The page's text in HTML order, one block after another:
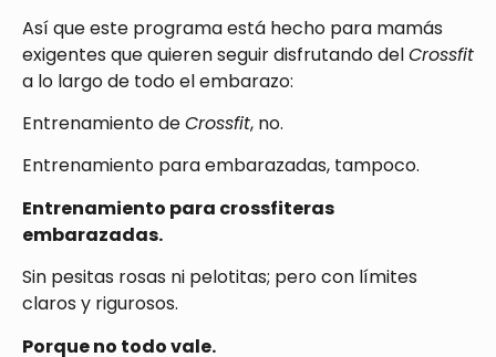
Así que este programa está hecho para mamás
exigentes que quieren seguir disfrutando delCrossfit
a lo largo de todo el embarazo:
Entrenamiento deCrossfit, no.
Entrenamiento para embarazadas, tampoco.
Entrenamiento para crossfiteras
embarazadas.
Sin pesitas rosas ni pelotitas; pero con límites
claros y rigurosos.
Porque no todo vale.